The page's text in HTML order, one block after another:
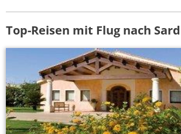
Top-Reisen mit Flug nach